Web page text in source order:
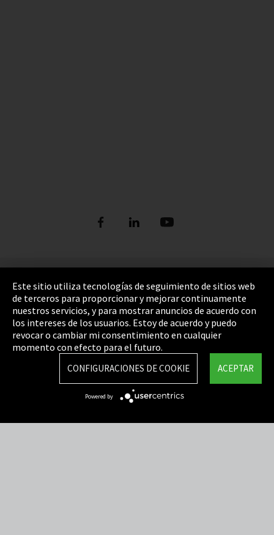
Pie de imprenta
Política de privacidad
Cookie Settings
Términos y Condiciones
Mapa del sitio
Integrity Line
Este sitio utiliza tecnologías de seguimiento de sitios web
de terceros para proporcionar y mejorar continuamente
nuestros servicios, y para mostrar anuncios de acuerdo con
los intereses de los usuarios. Estoy de acuerdo y puedo
revocar o cambiar mi consentimiento en cualquier
momento con efecto para el futuro.
ACEPTAR
CONFIGURACIONES DE COOKIE
Powered by